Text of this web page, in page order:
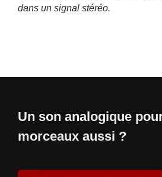
dans un signal stéréo.
Un son analogique
morceaux aussi ?